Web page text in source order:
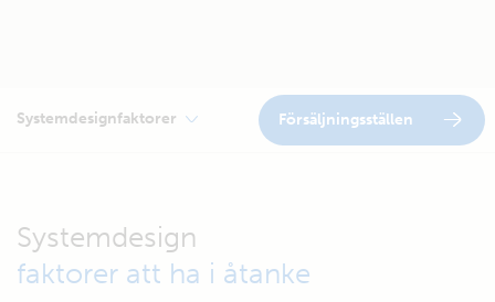
Systemdesignfaktorer Försäljningsställen
Systemdesign
faktorer att ha i åtanke